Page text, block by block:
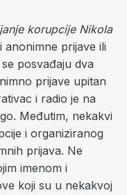
korupcije Nikola
prijave ili
posvađaju dva
prijave upitan
i radio je na
Međutim, nekakvi
i organiziranog
prijava. Ne
imenom i
koji su u nekakvoj